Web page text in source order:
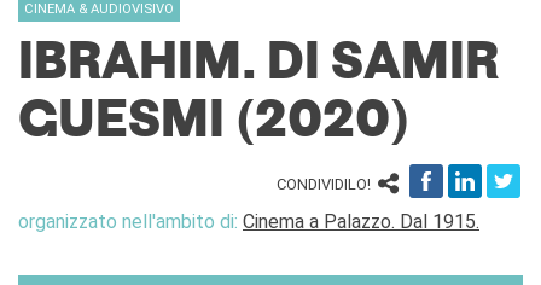
Demande de stage/Lavorare
con noi
Affittare i nostri spazi
Informativa privacy
AGENDA CULTURALE
CINEMA & AUDIOVISIVO
IBRAHIM. DI SAMIR
GUESMI (2020)
CONDIVIDILO!
organizzato nell'ambito di: Cinema a Palazzo. Dal 1915.